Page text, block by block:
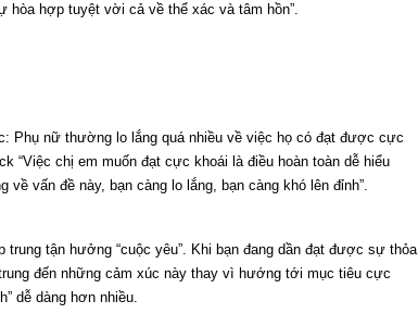
hòa hợp tuyệt vời cả về thể xác và tâm hồn”.
Phụ nữ thường lo lắng quá nhiều về việc họ có đạt được cực
“Việc chị em muốn đạt cực khoái là điều hoàn toàn dễ hiểu
vấn đề này, bạn càng lo lắng, bạn càng khó lên đỉnh”.
trung tận hưởng “cuộc yêu”. Khi bạn đang dần đạt được sự thỏa
đến những cảm xúc này thay vì hướng tới mục tiêu cực
dễ dàng hơn nhiều.